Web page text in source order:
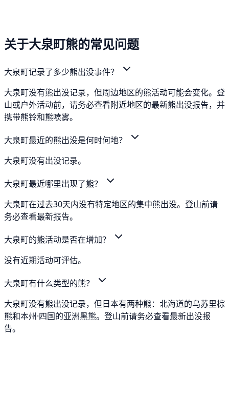
关于大泉町熊的常见问题
大泉町记录了多少熊出没事件？
大泉町没有熊出没记录，但周边地区的熊活动可能会变化。登
山或户外活动前，请务必查看附近地区的最新熊出没报告，并
携带熊铃和熊喷雾。
大泉町最近的熊出没是何时何地？
大泉町没有出没记录。
大泉町最近哪里出现了熊？
大泉町在过去30天内没有特定地区的集中熊出没。登山前请
务必查看最新报告。
大泉町的熊活动是否在增加？
没有近期活动可评估。
大泉町有什么类型的熊？
大泉町没有熊出没记录，但日本有两种熊：北海道的乌苏里棕
熊和本州·四国的亚洲黑熊。登山前请务必查看最新出没报
告。